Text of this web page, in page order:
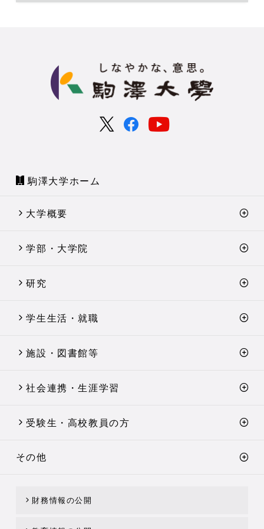
駒澤大学ホーム
大学概要
学部・大学院
研究
学生生活・就職
施設・図書館等
社会連携・生涯学習
受験生・高校教員の方
その他
財務情報の公開